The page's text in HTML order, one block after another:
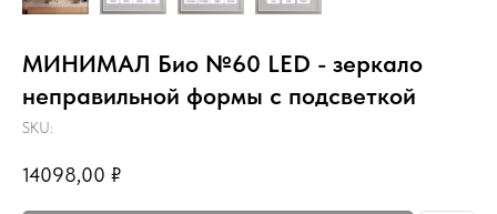
МИНИМАЛ Био №60 LED - зеркало
неправильной формы с подсветкой
SKU:
14098,00 ₽